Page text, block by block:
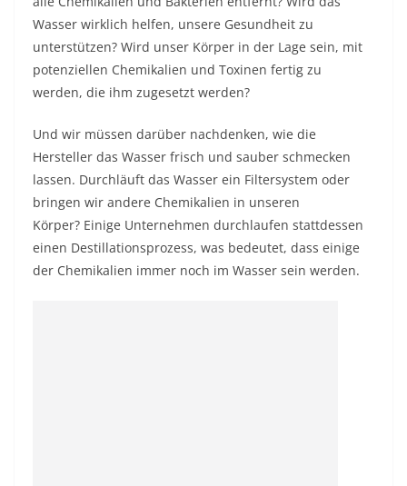
Wasser wirklich helfen, unsere Gesundheit zu
unterstützen? Wird unser Körper in der Lage sein, mit
potenziellen Chemikalien und Toxinen fertig zu
werden, die ihm zugesetzt werden?
Und wir müssen darüber nachdenken, wie die
Hersteller das Wasser frisch und sauber schmecken
lassen. Durchläuft das Wasser ein Filtersystem oder
bringen wir andere Chemikalien in unseren
Körper? Einige Unternehmen durchlaufen stattdessen
einen Destillationsprozess, was bedeutet, dass einige
der Chemikalien immer noch im Wasser sein werden.